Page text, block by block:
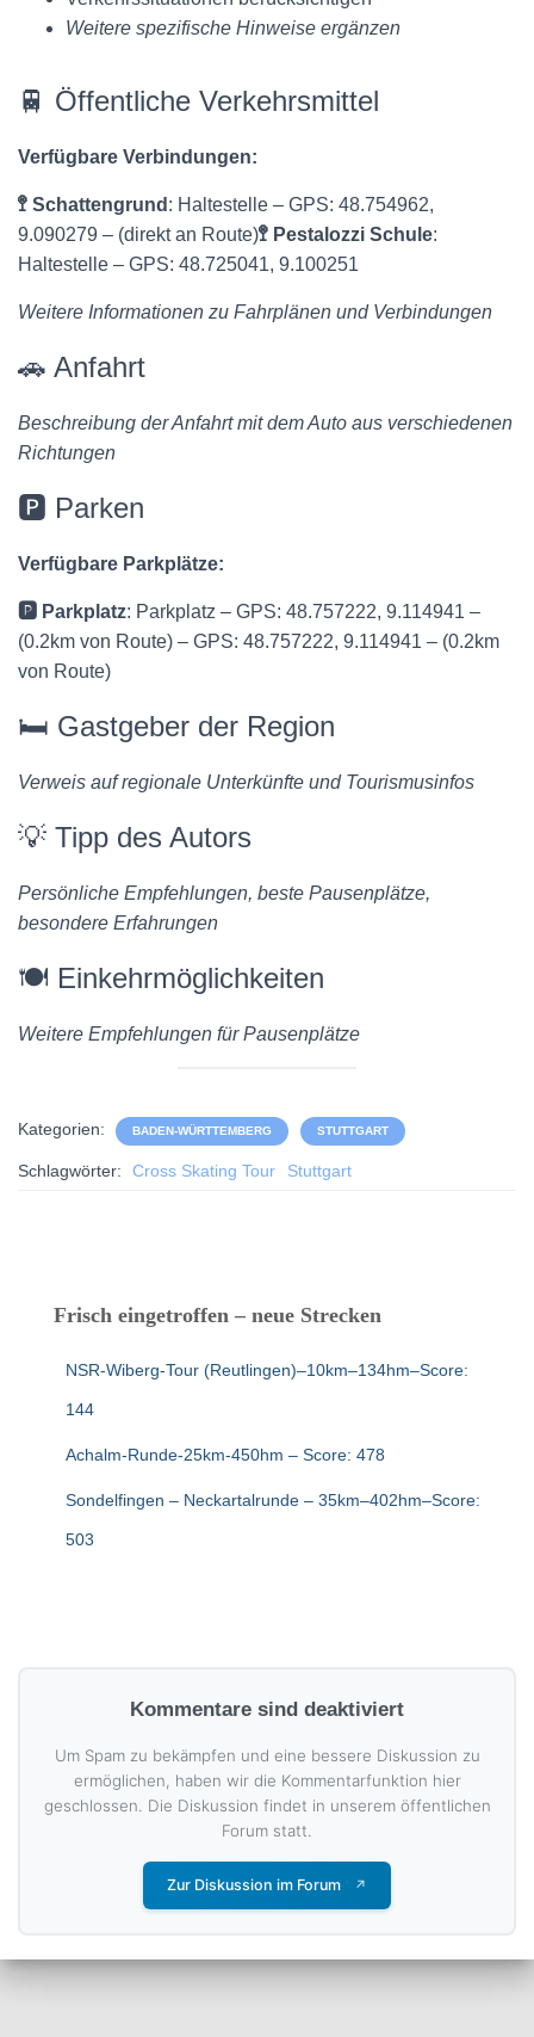
Weitere spezifische Hinweise ergänzen
🚆 Öffentliche Verkehrsmittel
Verfügbare Verbindungen:
🚏 Schattengrund : Haltestelle – GPS: 48.754962,
9.090279 – (direkt an Route)🚏 Pestalozzi Schule:
Haltestelle – GPS: 48.725041, 9.100251
Weitere Informationen zu Fahrplänen und Verbindungen
🚗 Anfahrt
Beschreibung der Anfahrt mit dem Auto aus verschiedenen
Richtungen
🅿️ Parken
Verfügbare Parkplätze:
🅿️ Parkplatz: Parkplatz – GPS: 48.757222, 9.114941 –
(0.2km von Route) – GPS: 48.757222, 9.114941 – (0.2km
von Route)
🛏️ Gastgeber der Region
Verweis auf regionale Unterkünfte und Tourismusinfos
💡 Tipp des Autors
Persönliche Empfehlungen, beste Pausenplätze,
besondere Erfahrungen
🍽️ Einkehrmöglichkeiten
Weitere Empfehlungen für Pausenplätze
Kategorien: BADEN-WÜRTTEMBERG STUTTGART
Schlagwörter: Cross Skating Tour Stuttgart
Frisch eingetroffen – neue Strecken
NSR-Wiberg-Tour (Reutlingen)–10km–134hm–Score:
144
Achalm-Runde-25km-450hm – Score: 478
Sondelfingen – Neckartalrunde – 35km–402hm–Score:
503
Kommentare sind deaktiviert
Um Spam zu bekämpfen und eine bessere Diskussion zu
ermöglichen, haben wir die Kommentarfunktion hier
geschlossen. Die Diskussion findet in unserem öffentlichen
Forum statt.
Zur Diskussion im Forum ↗